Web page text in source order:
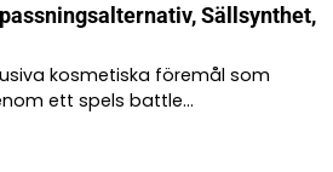
Sällsynthet,
kosmetiska föremål som
ett spels battle…